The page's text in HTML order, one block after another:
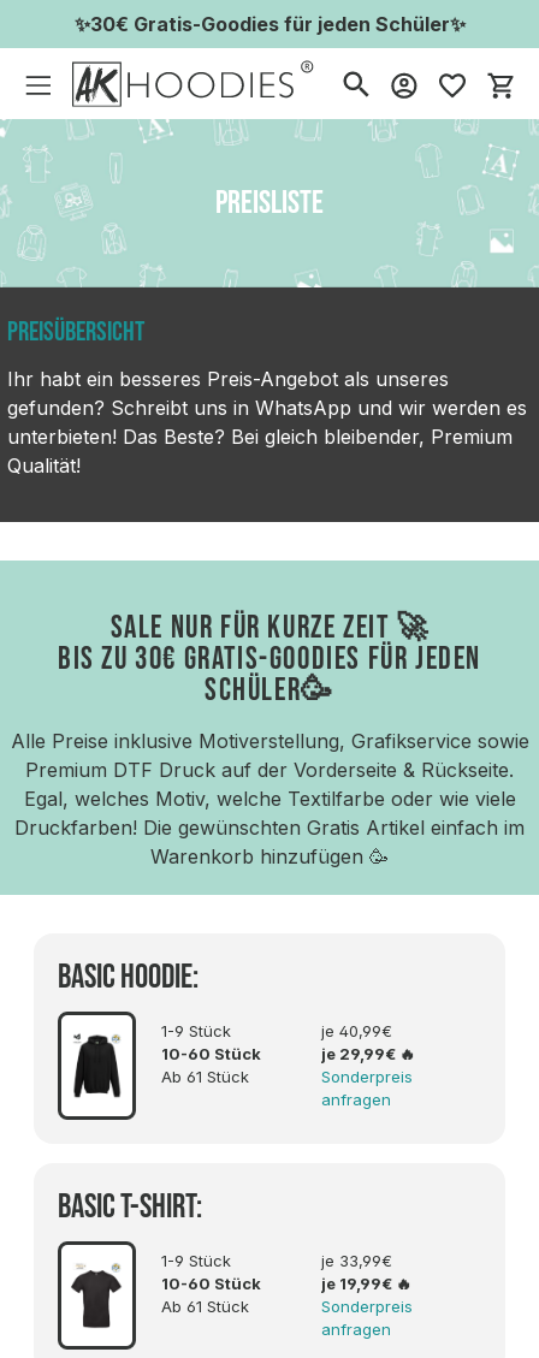
✨30€ Gratis-Goodies für jeden Schüler✨
Preisliste
Preisübersicht
Ihr habt ein besseres Preis-Angebot als unseres
gefunden? Schreibt uns in WhatsApp und wir werden es
unterbieten! Das Beste? Bei gleich bleibender, Premium
Qualität!
SALE NUR FÜR KURZE ZEIT 🚀
BIS ZU 30€ GRATIS-GOODIES FÜR JEDEN
SCHÜLER🥳
Alle Preise inklusive Motiverstellung, Grafikservice sowie
Premium DTF Druck auf der Vorderseite & Rückseite.
Egal, welches Motiv, welche Textilfarbe oder wie viele
Druckfarben! Die gewünschten Gratis Artikel einfach im
Warenkorb hinzufügen 🥳
Basic Hoodie:
1-9 Stück
10-60 Stück
Ab 61 Stück
je 40,99€
je 29,99€ 🔥
Sonderpreis
anfragen
Basic T-Shirt:
1-9 Stück
10-60 Stück
Ab 61 Stück
je 33,99€
je 19,99€ 🔥
Sonderpreis
anfragen